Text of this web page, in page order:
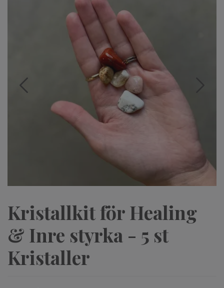
Kristallkit för Healing
& Inre styrka - 5 st
Kristaller